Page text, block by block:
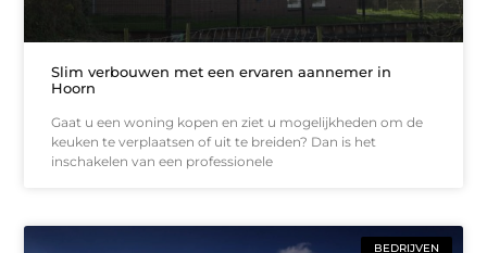
Slim verbouwen met een ervaren aannemer in
Hoorn
Gaat u een woning kopen en ziet u mogelijkheden om de
keuken te verplaatsen of uit te breiden? Dan is het
inschakelen van een professionele
BEDRIJVEN